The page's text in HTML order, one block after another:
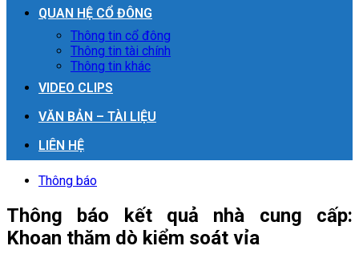
QUAN HỆ CỔ ĐÔNG
Thông tin cổ đông
Thông tin tài chính
Thông tin khác
VIDEO CLIPS
VĂN BẢN – TÀI LIỆU
LIÊN HỆ
Thông báo
Thông báo kết quả nhà cung cấp:
Khoan thăm dò kiểm soát vỉa